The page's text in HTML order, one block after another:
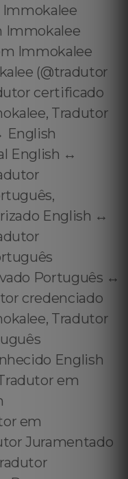
Immokalee
Immokalee
(@tradutor
certificado
Tradutor
English
English ↔️
English ↔️
Português ↔️
credenciado
Tradutor
English
em
em
Juramentado